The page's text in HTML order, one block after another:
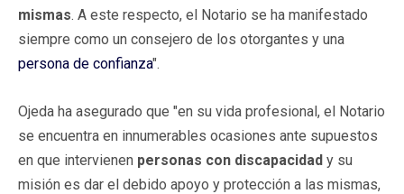
mismas. A este respecto, el Notario se ha manifestado
siempre como un consejero de los otorgantes y una
persona de confianza".
Ojeda ha asegurado que "en su vida profesional, el Notario
se encuentra en innumerables ocasiones ante supuestos
en que intervienen personas con discapacidad y su
misión es dar el debido apoyo y protección a las mismas,